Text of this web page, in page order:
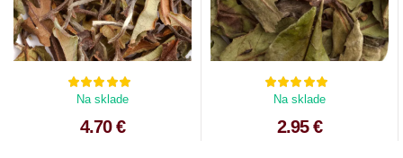
Na sklade
4.70 €
Na sklade
2.95 €